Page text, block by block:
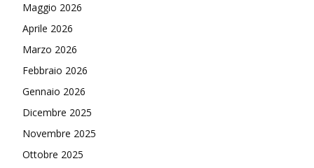
Maggio 2026
Aprile 2026
Marzo 2026
Febbraio 2026
Gennaio 2026
Dicembre 2025
Novembre 2025
Ottobre 2025